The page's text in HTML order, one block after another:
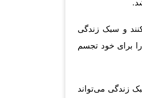
و سبک زندگی
برای خود تجسم
زندگی می‌تواند